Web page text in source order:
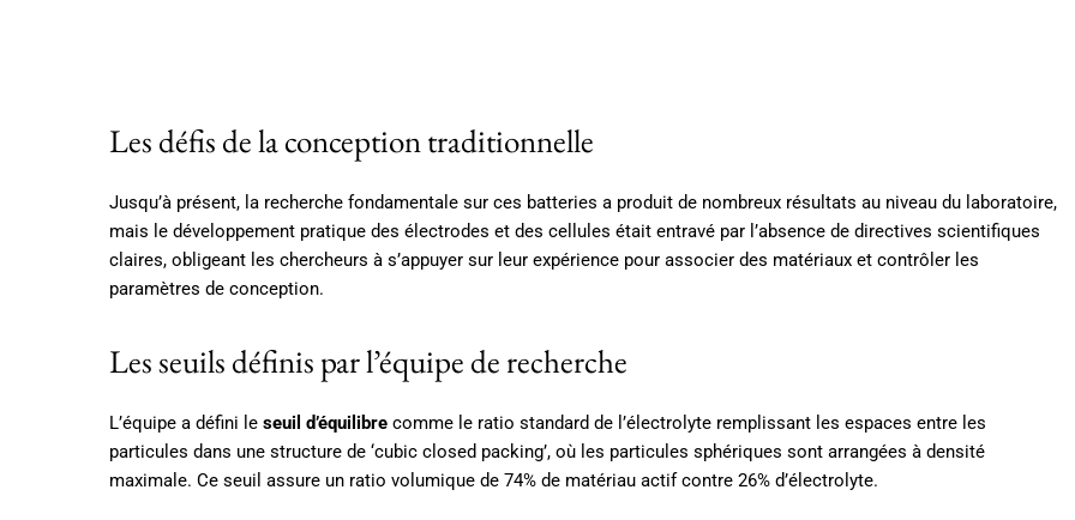
Les défis de la conception traditionnelle
Jusqu’à présent, la recherche fondamentale sur ces batteries a produit de nombreux résultats au niveau du laboratoire,
mais le développement pratique des électrodes et des cellules était entravé par l’absence de directives scientifiques
claires, obligeant les chercheurs à s’appuyer sur leur expérience pour associer des matériaux et contrôler les
paramètres de conception.
Les seuils définis par l’équipe de recherche
L’équipe a défini le seuil d’équilibre comme le ratio standard de l’électrolyte remplissant les espaces entre les
particules dans une structure de ‘cubic closed packing’, où les particules sphériques sont arrangées à densité
maximale. Ce seuil assure un ratio volumique de 74% de matériau actif contre 26% d’électrolyte.